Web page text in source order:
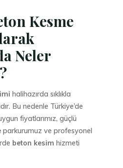
Kesme
Neler
halihazırda sıklıkla
Bu nedenle Türkiye’de
fiyatlarımız, güçlü
parkurumuz ve profesyonel
beton kesim hizmeti